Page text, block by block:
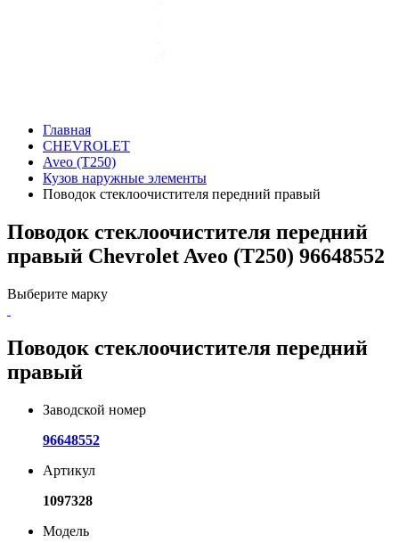
Главная
CHEVROLET
Aveo (T250)
Кузов наружные элементы
Поводок стеклоочистителя передний правый
Поводок стеклоочистителя передний
правый Chevrolet Aveo (T250) 96648552
Выберите марку
Поводок стеклоочистителя передний
правый
Заводской номер
96648552
Артикул
1097328
Модель